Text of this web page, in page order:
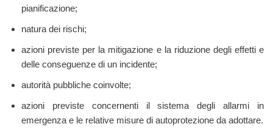
pianificazione;
natura dei rischi;
azioni previste per la mitigazione e la riduzione degli effetti e
delle conseguenze di un incidente;
autorità pubbliche coinvolte;
azioni previste concernenti il sistema degli allarmi in
emergenza e le relative misure di autoprotezione da adottare.